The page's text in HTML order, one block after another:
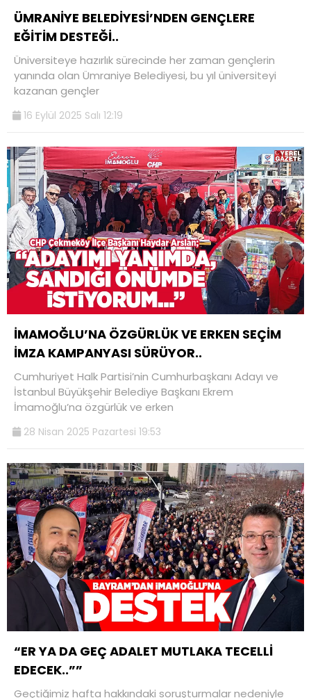
ÜMRANİYE BELEDİYESİ’NDEN GENÇLERE
EĞİTİM DESTEĞİ..
Üniversiteye hazırlık sürecinde her zaman gençlerin
yanında olan Ümraniye Belediyesi, bu yıl üniversiteyi
kazanan gençler
16 Eylül 2025 Salı 12:19
İMAMOĞLU’NA ÖZGÜRLÜK VE ERKEN SEÇİM
İMZA KAMPANYASI SÜRÜYOR..
Cumhuriyet Halk Partisi’nin Cumhurbaşkanı Adayı ve
İstanbul Büyükşehir Belediye Başkanı Ekrem
İmamoğlu’na özgürlük ve erken
28 Nisan 2025 Pazartesi 19:53
“ER YA DA GEÇ ADALET MUTLAKA TECELLİ
EDECEK..””
Geçtiğimiz hafta hakkındaki soruşturmalar nedeniyle